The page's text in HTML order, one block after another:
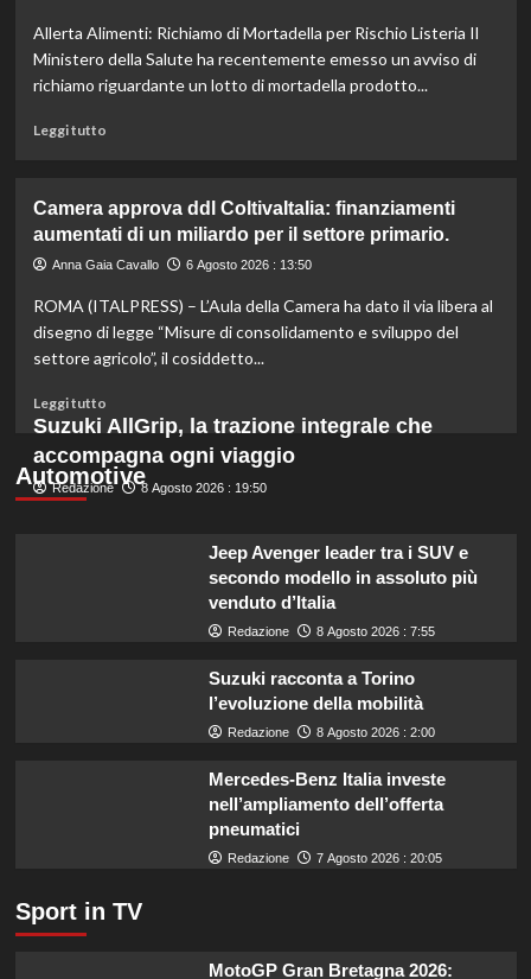
indispensabile
per
l’agricoltura
Allerta Alimenti: Richiamo di Mortadella per Rischio Listeria Il
Ministero della Salute ha recentemente emesso un avviso di
richiamo riguardante un lotto di mortadella prodotto...
Leggi tuttoLeggi
Mortadella
ritirata:
rischio
scopri
quali
marche
supermercati.
Camera approva ddl ColtivaItalia: finanziamenti
aumentati di un miliardo per il settore primario.
Anna Gaia Cavallo 6 Agosto 2026 : 13:50
ROMA (ITALPRESS) – L’Aula della Camera ha dato il via libera al
disegno di legge “Misure di consolidamento e sviluppo del
settore agricolo”, il cosiddetto...
Leggi tuttoLeggi
di
su
Camera
Automotive
Suzuki AllGrip, la trazione integrale che
accompagna ogni viaggio
Redazione 8 Agosto 2026 : 19:50
Jeep Avenger leader tra i SUV e
secondo modello in assoluto più
venduto d’Italia
Redazione 8 Agosto 2026 : 7:55
Suzuki racconta a Torino
l’evoluzione della mobilità
Redazione 8 Agosto 2026 : 2:00
Mercedes-Benz Italia investe
nell’ampliamento dell’offerta
pneumatici
Redazione 7 Agosto 2026 : 20:05
Sport in TV
MotoGP Gran Bretagna 2026: